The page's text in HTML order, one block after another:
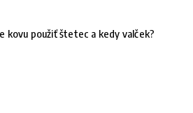
kovu použiť štetec a kedy valček?